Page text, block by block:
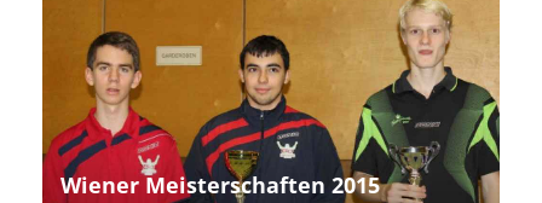
Wiener Meisterschaften 2015